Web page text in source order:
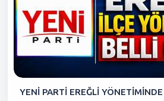
YENİ PARTİ EREĞLİ